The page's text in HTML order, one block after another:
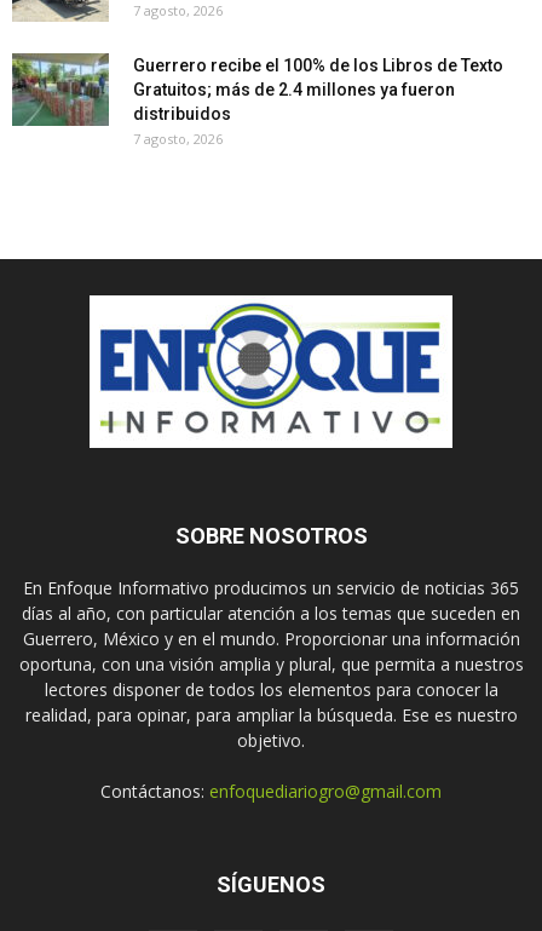
7 agosto, 2026
Guerrero recibe el 100% de los Libros de Texto
Gratuitos; más de 2.4 millones ya fueron
distribuidos
7 agosto, 2026
SOBRE NOSOTROS
En Enfoque Informativo producimos un servicio de noticias 365
días al año, con particular atención a los temas que suceden en
Guerrero, México y en el mundo. Proporcionar una información
oportuna, con una visión amplia y plural, que permita a nuestros
lectores disponer de todos los elementos para conocer la
realidad, para opinar, para ampliar la búsqueda. Ese es nuestro
objetivo.
Contáctanos: enfoquediariogro@gmail.com
SÍGUENOS